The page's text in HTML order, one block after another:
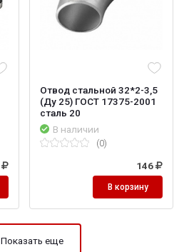
Отвод стальной 32*2-3,5
(Ду 25) ГОСТ 17375-2001
сталь 20
В наличии
(0)
146
В корзину
Показать еще